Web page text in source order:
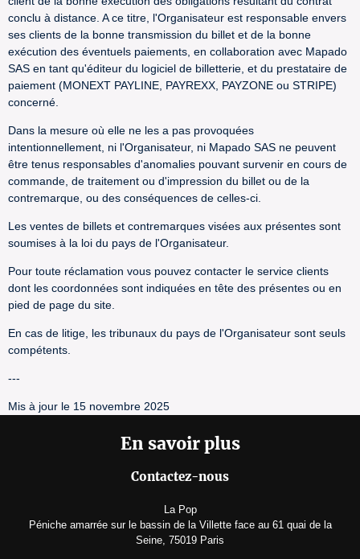
conclu à distance. A ce titre, l'Organisateur est responsable envers
ses clients de la bonne transmission du billet et de la bonne
exécution des éventuels paiements, en collaboration avec Mapado
SAS en tant qu'éditeur du logiciel de billetterie, et du prestataire de
paiement (MONEXT PAYLINE, PAYREXX, PAYZONE ou STRIPE)
concerné.
Dans la mesure où elle ne les a pas provoquées
intentionnellement, ni l'Organisateur, ni Mapado SAS ne peuvent
être tenus responsables d'anomalies pouvant survenir en cours de
commande, de traitement ou d'impression du billet ou de la
contremarque, ou des conséquences de celles-ci.
Les ventes de billets et contremarques visées aux présentes sont
soumises à la loi du pays de l'Organisateur.
Pour toute réclamation vous pouvez contacter le service clients
dont les coordonnées sont indiquées en tête des présentes ou en
pied de page du site.
En cas de litige, les tribunaux du pays de l'Organisateur sont seuls
compétents.
---
Mis à jour le 15 novembre 2025
En savoir plus
Contactez-nous
La Pop
Péniche amarrée sur le bassin de la Villette face au 61 quai de la
Seine, 75019 Paris